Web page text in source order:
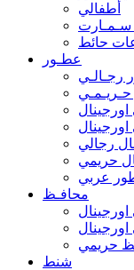
أطفالي
حائط
عطـور
رجـالـي
رجالي
حريمي
عربي
محافـظ
حريمي
شنط